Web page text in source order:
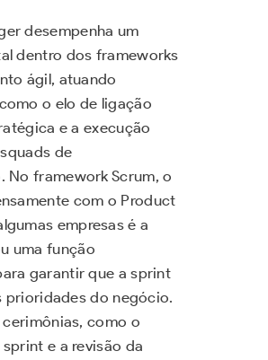
desempenha um
dentro dos frameworks
ágil, atuando
o elo de ligação
e a execução
de
No framework Scrum, o
com o Product
empresas é a
uma função
garantir que a sprint
prioridades do negócio.
como o
e a revisão da